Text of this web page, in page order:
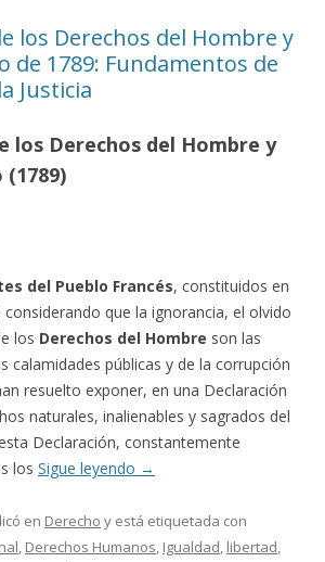
los Derechos del Hombre y
de 1789: Fundamentos de
Justicia
los Derechos del Hombre y
(1789)
del Pueblo Francés, constituidos en
considerando que la ignorancia, el olvido
los Derechos del Hombre son las
calamidades públicas y de la corrupción
resuelto exponer, en una Declaración
naturales, inalienables y sagrados del
Declaración, constantemente
los Sigue leyendo →
en Derecho y está etiquetada con
, Derechos Humanos, Igualdad, libertad,